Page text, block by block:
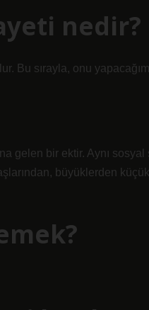
nedir?
Bu sırayla, onu
gelen bir ektir. Aynı
büyüklerden